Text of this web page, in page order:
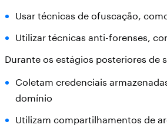
Usar técnicas de ofuscação,
Utilizar técnicas anti-forenses,
Durante os estágios posteriores de
Coletam credenciais
domínio
Utilizam compartilhamentos de